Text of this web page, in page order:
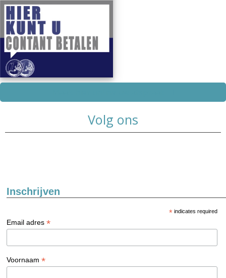
Volg ons
Inschrijven
*indicates required
Email adres*
Voornaam*